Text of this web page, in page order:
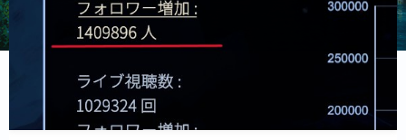
プライバシーポリシー・免責事項
サイトマップ -site map-
管理人の自己紹介